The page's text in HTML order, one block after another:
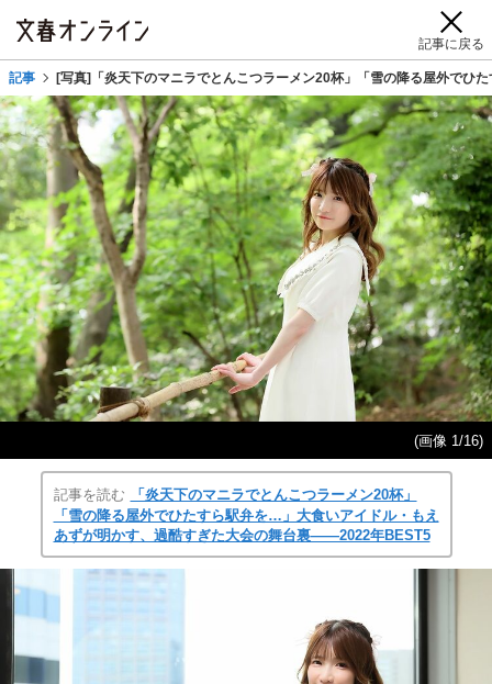
記事に戻る
記事 [写真]「炎天下のマニラでとんこつラーメン20杯」「雪の降る屋外で
(画像 1/16)
記事を読む
「炎天下のマニラでとんこつラーメン20杯」
「雪の降る屋外でひたすら駅弁を…」大食いアイドル・もえ
あずが明かす、過酷すぎた大会の舞台裏――2022年BEST5